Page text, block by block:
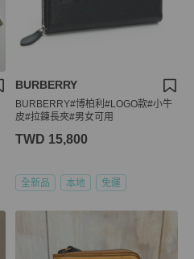
BURBERRY
BURBERRY#博柏利#LOGO款#小牛
皮#拉鍊長夾#男女可用
TWD 15,800
全新品 本地 免運